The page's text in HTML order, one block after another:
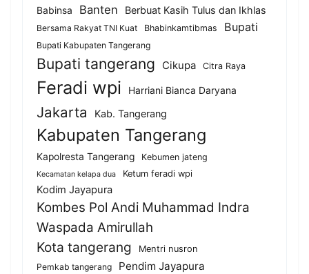
Babinsa Banten Berbuat Kasih Tulus dan Ikhlas
Bersama Rakyat TNI Kuat Bhabinkamtibmas Bupati
Bupati Kabupaten Tangerang
Bupati tangerang Cikupa Citra Raya
Feradi wpi Harriani Bianca Daryana
Jakarta Kab. Tangerang
Kabupaten Tangerang
Kapolresta Tangerang Kebumen jateng
Kecamatan kelapa dua Ketum feradi wpi
Kodim Jayapura
Kombes Pol Andi Muhammad Indra
Waspada Amirullah
Kota tangerang
Mentri nusron
Pemkab tangerang
Pendim Jayapura